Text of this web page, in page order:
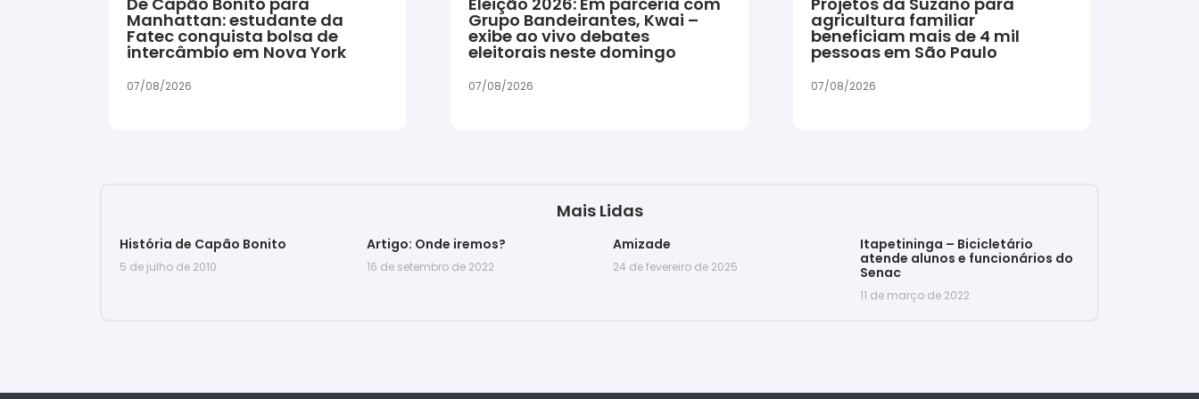
Manhattan: estudante da
Fatec conquista bolsa de
intercâmbio em Nova York
07/08/2026
Grupo Bandeirantes, Kwai –
exibe ao vivo debates
eleitorais neste domingo
07/08/2026
agricultura familiar
beneficiam mais de 4 mil
pessoas em São Paulo
07/08/2026
Mais Lidas
História de Capão Bonito
5 de julho de 2010
Artigo: Onde iremos?
16 de setembro de 2022
Amizade
24 de fevereiro de 2025
Itapetininga – Bicicletário
atende alunos e funcionários do
Senac
11 de março de 2022